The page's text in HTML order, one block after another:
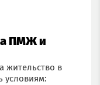
ПМЖ и
жительство в
условиям: